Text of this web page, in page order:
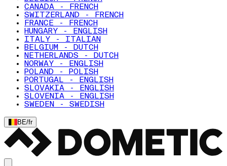
CANADA - FRENCH
SWITZERLAND - FRENCH
FRANCE - FRENCH
HUNGARY - ENGLISH
ITALY - ITALIAN
BELGIUM - DUTCH
NETHERLANDS - DUTCH
NORWAY - ENGLISH
POLAND - POLISH
PORTUGAL - ENGLISH
SLOVAKIA - ENGLISH
SLOVENIA - ENGLISH
SWEDEN - SWEDISH
BE/fr